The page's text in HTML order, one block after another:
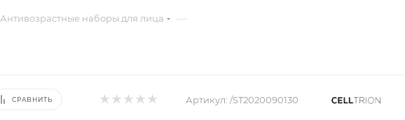
Антивозрастные наборы для лица —
СРАВНИТЬ Артикул: /ST2020090130